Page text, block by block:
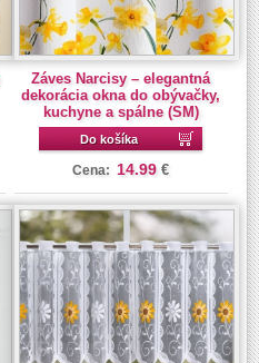
Záves Narcisy – elegantná
dekorácia okna do obývačky,
kuchyne a spálne (SM)
Do košíka
Cena: 14.99 €